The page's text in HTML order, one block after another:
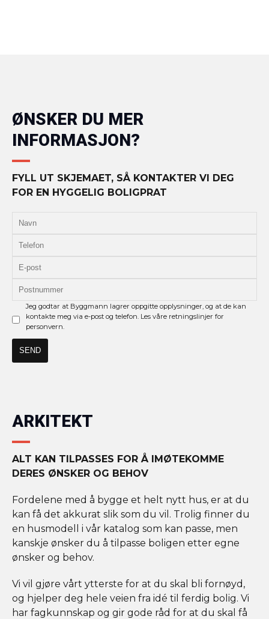
ØNSKER DU MER
INFORMASJON?
FYLL UT SKJEMAET, SÅ KONTAKTER VI DEG
FOR EN HYGGELIG BOLIGPRAT
Jeg godtar at Byggmann lagrer oppgitte opplysninger, og at de kan
kontakte meg via e-post og telefon. Les våre retningslinjer for
personvern.
ARKITEKT
ALT KAN TILPASSES FOR Å IMØTEKOMME
DERES ØNSKER OG BEHOV
Fordelene med å bygge et helt nytt hus, er at du
kan få det akkurat slik som du vil. Trolig finner du
en husmodell i vår katalog som kan passe, men
kanskje ønsker du å tilpasse boligen etter egne
ønsker og behov.
Vi vil gjøre vårt ytterste for at du skal bli fornøyd,
og hjelper deg hele veien fra idé til ferdig bolig. Vi
har fagkunnskap og gir gode råd for at du skal få